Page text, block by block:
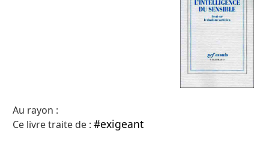
Au rayon :
Ce livre traite de : #exigeant